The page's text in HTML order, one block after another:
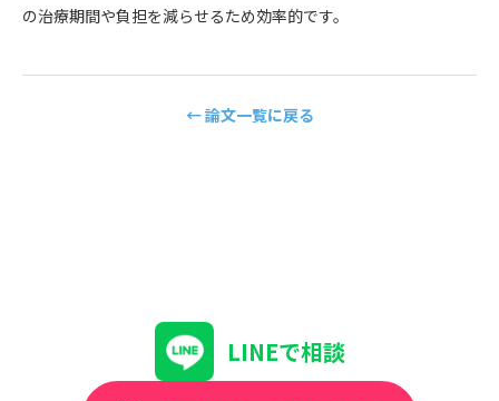
の治療期間や負担を減らせるため効率的です。
← 論文一覧に戻る
LINEで相談